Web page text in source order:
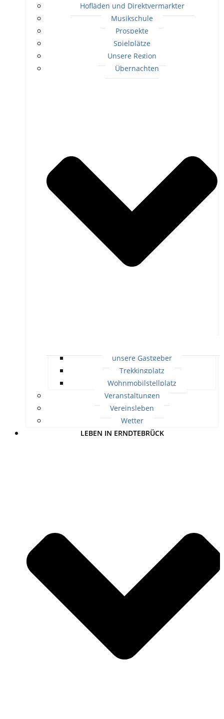
Hofläden und Direktvermarkter
Musikschule
Prospekte
Spielplätze
Unsere Region
Übernachten
unsere Gastgeber
Trekkingplatz
Wohnmobilstellplatz
Veranstaltungen
Vereinsleben
Wetter
LEBEN IN ERNDTEBRÜCK